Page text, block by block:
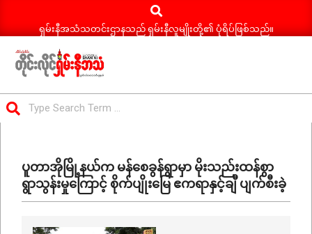
Search
ရှမ်းနီအသံသတင်းဌာနသည် ရှမ်းနီလူမျိုးတို့၏ ပုံရိပ်ဖြစ်သည်။
ရှမ်း
နီ
သတင်း
Menuပူတာအိုမြို့နယ်က မန်စေခွန်ရွာမှာ မိုးသည်းထန်စွာ
ရွာသွန်းမှုကြောင့် စိုက်ပျိုးမြေ ဧကရာနှင့်ချီ ပျက်စီးခဲ့